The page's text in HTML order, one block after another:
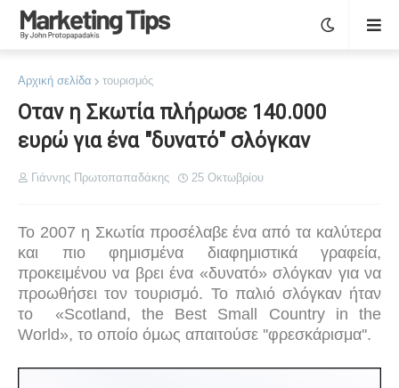
Αρχική σελίδα τουρισμός
Οταν η Σκωτία πλήρωσε 140.000
ευρώ για ένα "δυνατό" σλόγκαν
Γιάννης Πρωτοπαπαδάκης 25 Οκτωβρίου
To 2007 η Σκωτία προσέλαβε ένα από τα καλύτερα
και πιο φημισμένα διαφημιστικά γραφεία,
προκειμένου να βρει ένα «δυνατό» σλόγκαν για να
προωθήσει τον τουρισμό. Το παλιό σλόγκαν ήταν
το
«Scotland, the Best Small Country in the
World», το οποίο όμως απαιτούσε ''φρεσκάρισμα''.